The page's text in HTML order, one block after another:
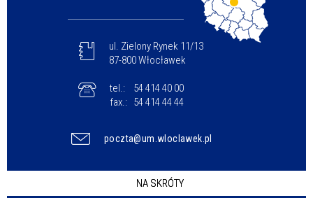
ul. Zielony Rynek 11/13
87-800 Włocławek
tel.:
54 414 40 00
fax.:
54 414 44 44
poczta@um.wloclawek.pl
NA SKRÓTY